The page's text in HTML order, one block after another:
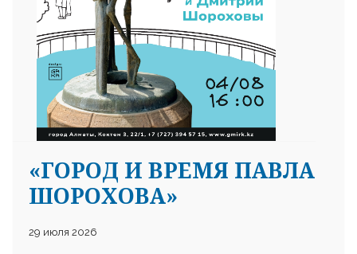
«ГОРОД И ВРЕМЯ ПАВЛА
ШОРОХОВА»
29 июля 2026